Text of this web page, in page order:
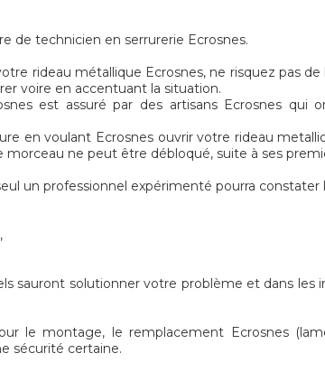
de technicien en serrurerie Ecrosnes.
rideau métallique Ecrosnes, ne risquez pas
voire en accentuant la situation.
est assuré par des artisans Ecrosnes
en voulant Ecrosnes ouvrir votre rideau
morceau ne peut être débloqué, suite à ses
un professionnel expérimenté pourra
sauront solutionner votre problème et dans
le montage, le remplacement Ecrosnes
sécurité certaine.